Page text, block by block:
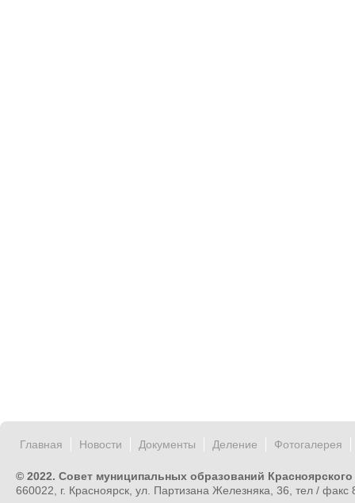
Главная Новости Документы Деление Фотогалерея
© 2022. Совет муниципальных образований Красноярского
660022, г. Красноярск, ул. Партизана Железняка, 36, тел /